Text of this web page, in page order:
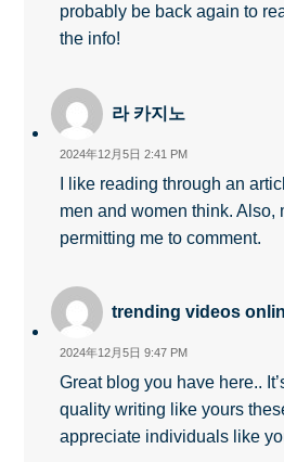
probably be back again to
the info!
라 카지노
2024年12月5日 2:41 PM
I like reading through an
men and women think. Also,
permitting me to comment.
trending videos
2024年12月5日 9:47 PM
Great blog you have here..
quality writing like yours
appreciate individuals like